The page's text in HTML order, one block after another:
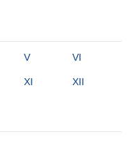
V VI
XI XII